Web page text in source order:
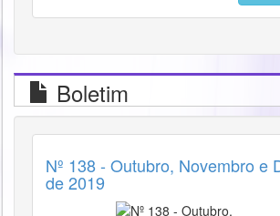
Boletim
Nº 138 - Outubro, Novembro e
de 2019